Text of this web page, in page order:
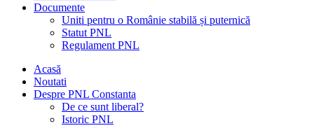
Documente
Uniti pentru o Românie stabilă și puternică
Statut PNL
Regulament PNL
Acasă
Noutati
Despre PNL Constanta
De ce sunt liberal?
Istoric PNL